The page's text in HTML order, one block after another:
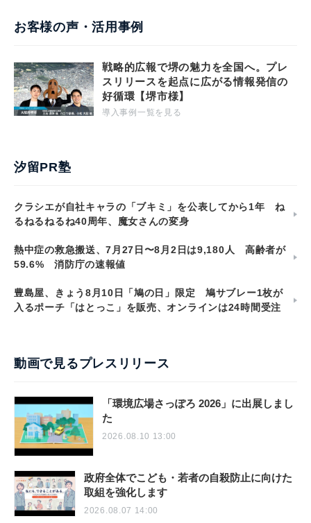
お客様の声・活用事例
戦略的広報で堺の魅力を全国へ。プレ
スリリースを起点に広がる情報発信の
好循環【堺市様】
導入事例一覧を見る
汐留PR塾
クラシエが自社キャラの「ブキミ」を公表してから1年 ね
るねるねるね40周年、魔女さんの変身
熱中症の救急搬送、7月27日〜8月2日は9,180人 高齢者が
59.6% 消防庁の速報値
豊島屋、きょう8月10日「鳩の日」限定 鳩サブレー1枚が
入るポーチ「はとっこ」を販売、オンラインは24時間受注
動画で見るプレスリリース
「環境広場さっぽろ 2026」に出展しまし
た
2026.08.10 13:00
政府全体でこども・若者の自殺防止に向けた
取組を強化します
2026.08.07 14:00